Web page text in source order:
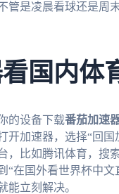
管是凌晨看球还是周
国内体
的设备下载番茄加速
开加速器，选择“回
，比如腾讯体育，搜
“在国外看世界杯中
能立刻解决。